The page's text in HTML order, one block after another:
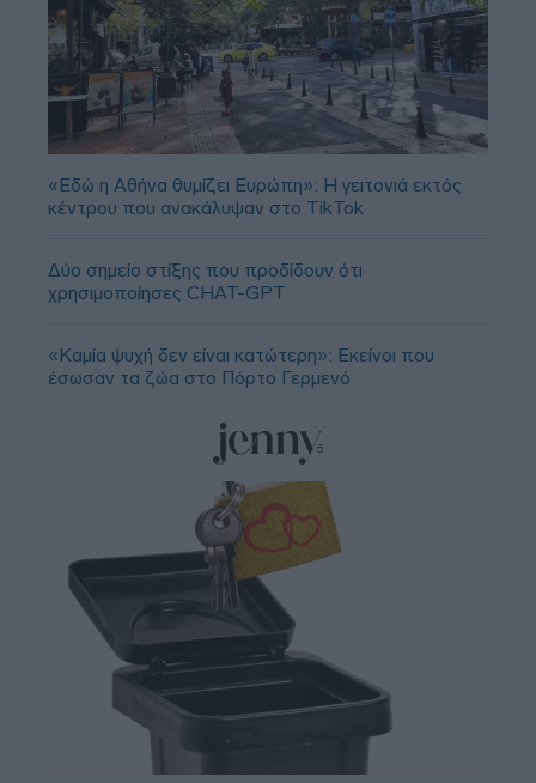
«Εδώ η Αθήνα θυμίζει Ευρώπη»: H γειτονιά εκτός
κέντρου που ανακάλυψαν στο TikTok
Δύο σημείο στίξης που προδίδουν ότι
χρησιμοποίησες CHAT-GPT
«Καμία ψυχή δεν είναι κατώτερη»: Εκείνοι που
έσωσαν τα ζώα στο Πόρτο Γερμενό